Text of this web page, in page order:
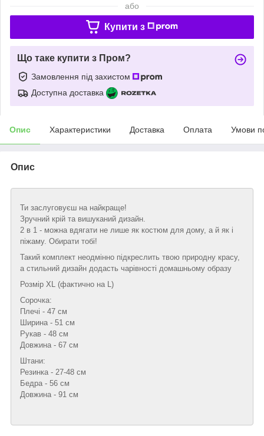
або
Купити з
Що таке купити з Пром?
Замовлення під захистом
Доступна доставка
Опис Характеристики Доставка Оплата Умови
Опис
Ти заслуговуєш на найкраще!
Зручний крій та вишуканий дизайн.
2 в 1 - можна вдягати не лише як костюм для дому, а й як і
піжаму. Обирати тобі!
Такий комплект неодмінно підкреслить твою природну красу,
а стильний дизайн додасть чарівності домашньому образу
Розмір XL (фактично на L)
Сорочка:
Плечі - 47 см
Ширина - 51 см
Рукав - 48 см
Довжина - 67 см
Штани:
Резинка - 27-48 см
Бедра - 56 см
Довжина - 91 см